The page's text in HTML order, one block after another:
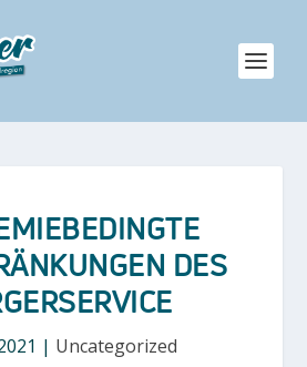
DES
| Uncategorized